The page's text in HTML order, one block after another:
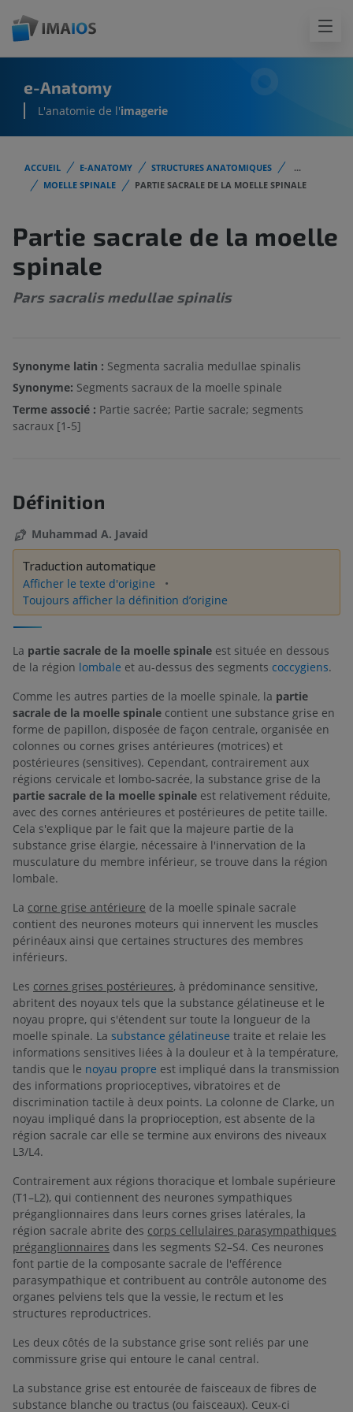
e-Anatomy
L'anatomie de l'imagerie
ACCUEIL E-ANATOMY STRUCTURES ANATOMIQUES
...
MOELLE SPINALE
PARTIE SACRALE DE LA MOELLE SPINALE
Partie sacrale de la moelle
spinale
Pars sacralis medullae spinalis
Synonyme latin : Segmenta sacralia medullae spinalis
Synonyme: Segments sacraux de la moelle spinale
Terme associé : Partie sacrée; Partie sacrale; segments
sacraux [1-5]
Définition
Muhammad A. Javaid
Traduction automatique
Afficher le texte d'origine
Toujours afficher la définition d’origine
La partie sacrale de la moelle spinale est située en dessous
de la région lombale et au-dessus des segments coccygiens.
Comme les autres parties de la moelle spinale, la partie
sacrale de la moelle spinale contient une substance grise en
forme de papillon, disposée de façon centrale, organisée en
colonnes ou cornes grises antérieures (motrices) et
postérieures (sensitives). Cependant, contrairement aux
régions cervicale et lombo-sacrée, la substance grise de la
partie sacrale de la moelle spinale est relativement réduite,
avec des cornes antérieures et postérieures de petite taille.
Cela s'explique par le fait que la majeure partie de la
substance grise élargie, nécessaire à l'innervation de la
musculature du membre inférieur, se trouve dans la région
lombale.
La corne grise antérieure de la moelle spinale sacrale
contient des neurones moteurs qui innervent les muscles
périnéaux ainsi que certaines structures des membres
inférieurs.
Les cornes grises postérieures, à prédominance sensitive,
abritent des noyaux tels que la substance gélatineuse et le
noyau propre, qui s'étendent sur toute la longueur de la
moelle spinale. La substance gélatineuse traite et relaie les
informations sensitives liées à la douleur et à la température,
tandis que le noyau propre est impliqué dans la transmission
des informations proprioceptives, vibratoires et de
discrimination tactile à deux points. La colonne de Clarke, un
noyau impliqué dans la proprioception, est absente de la
région sacrale car elle se termine aux environs des niveaux
L3/L4.
Contrairement aux régions thoracique et lombale supérieure
(T1–L2), qui contiennent des neurones sympathiques
préganglionnaires dans leurs cornes grises latérales, la
région sacrale abrite des corps cellulaires parasympathiques
préganglionnaires dans les segments S2–S4. Ces neurones
font partie de la composante sacrale de l'efférence
parasympathique et contribuent au contrôle autonome des
organes pelviens tels que la vessie, le rectum et les
structures reproductrices.
Les deux côtés de la substance grise sont reliés par une
commissure grise qui entoure le canal central.
La substance grise est entourée de faisceaux de fibres de
substance blanche ou tractus (ou faisceaux). Ceux-ci